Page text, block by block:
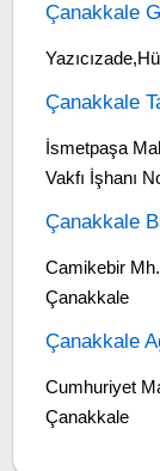
Çanakkale
Çanakkale
İsmetpaşa
Vakfı İşhanı
Çanakkale
Camikebir
Çanakkale
Çanakkale
Cumhuriyet
Çanakkale